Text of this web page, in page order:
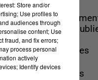
4 août 2026
Le
et l’Ademe
une carte
interactive des
lieux...
Les habitants
Store and/or
Use profiles to
audiences through
content; Use
fraud, and fix errors;
process personal
actively
Identify devices